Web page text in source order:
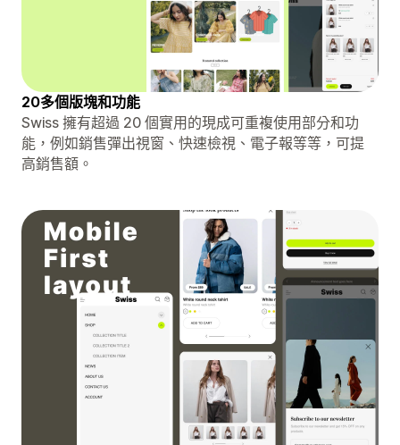
20多個版塊和功能
Swiss 擁有超過 20 個實用的現成可重複使用部分和功
能，例如銷售彈出視窗、快速檢視、電子報等等，可提
高銷售額。